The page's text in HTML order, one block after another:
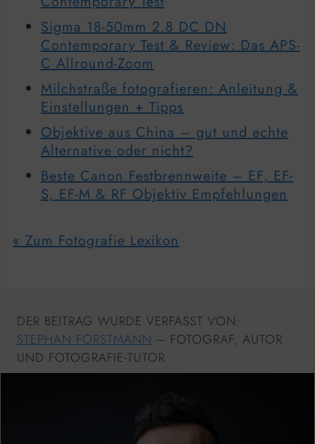
Sigma 18-50mm 2.8 DC DN
Contemporary Test & Review: Das APS-
C Allround-Zoom
Milchstraße fotografieren: Anleitung &
Einstellungen + Tipps
Objektive aus China – gut und echte
Alternative oder nicht?
Beste Canon Festbrennweite – EF, EF-
S, EF-M & RF Objektiv Empfehlungen
« Zum Fotografie Lexikon
DER BEITRAG WURDE VERFASST VON:
STEPHAN FORSTMANN – FOTOGRAF, AUTOR
UND FOTOGRAFIE-TUTOR